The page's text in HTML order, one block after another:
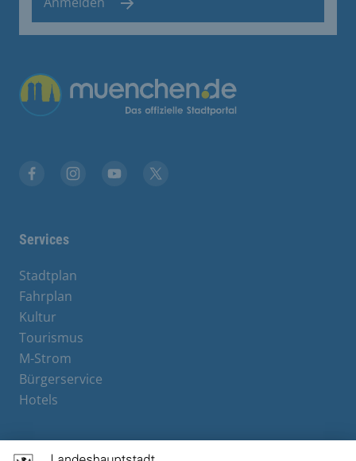
Übergreifende Links
Services
Stadtplan
Fahrplan
Kultur
Tourismus
M-Strom
Bürgerservice
Hotels
Contact